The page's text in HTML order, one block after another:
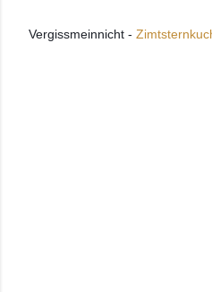
Vergissmeinnicht -